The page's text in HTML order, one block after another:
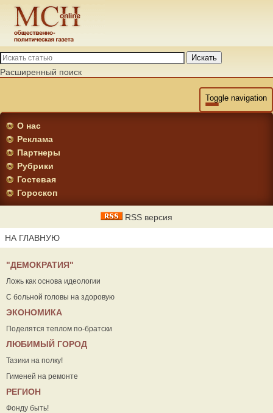
Искать
Расширенный поиск
Toggle navigation
О нас
Реклама
Партнеры
Рубрики
Гостевая
Гороскоп
RSS версия
НА ГЛАВНУЮ
"ДЕМОКРАТИЯ"
Ложь как основа идеологии
С больной головы на здоровую
ЭКОНОМИКА
Поделятся теплом по-братски
ЛЮБИМЫЙ ГОРОД
Тазики на полку!
Гименей на ремонте
РЕГИОН
Фонду быть!